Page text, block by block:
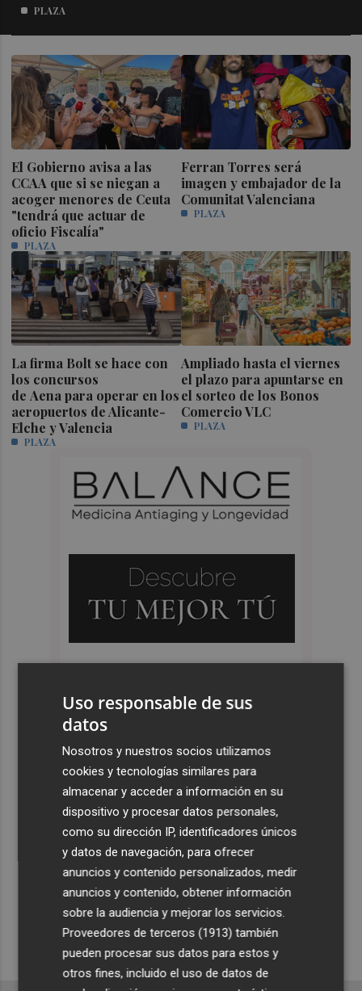
PLAZA
El Gobierno avisa a las
CCAA que si se niegan a
acoger menores de Ceuta
"tendrá que actuar de
oficio Fiscalía"
PLAZA
Ferran Torres será
imagen y embajador de la
Comunitat Valenciana
PLAZA
La firma Bolt se hace con
los concursos
de Aena para operar en los
aeropuertos de Alicante-
Elche y Valencia
PLAZA
Ampliado hasta el viernes
el plazo para apuntarse en
el sorteo de los Bonos
Comercio VLC
PLAZA
Uso responsable de sus
datos
Nosotros y nuestros socios utilizamos
cookies y tecnologías similares para
almacenar y acceder a información en su
dispositivo y procesar datos personales,
como su dirección IP, identificadores únicos
y datos de navegación, para ofrecer
anuncios y contenido personalizados, medir
anuncios y contenido, obtener información
sobre la audiencia y mejorar los servicios.
Proveedores de terceros (1913) también
pueden procesar sus datos para estos y
otros fines, incluido el uso de datos de